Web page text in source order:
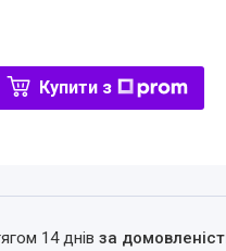
Купити з
14 днівза